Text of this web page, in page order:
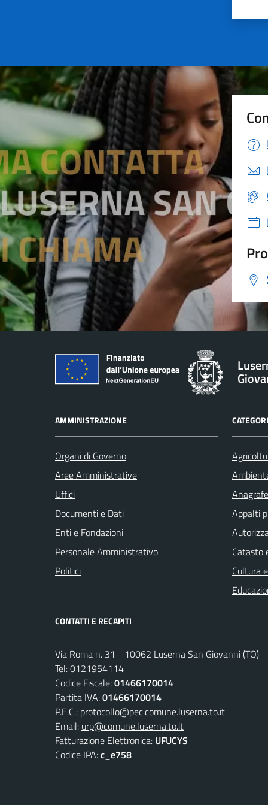
AMMINISTRAZIONE
Organi di Governo
Aree Amministrative
Uffici
Documenti e Dati
Enti e Fondazioni
Personale Amministrativo
Politici
Appalti
Catasto
Cultura
CONTATTI E RECAPITI
Via Roma n. 31 - 10062 Luserna San Giovanni (TO)
Tel:0121954114
Codice Fiscale:01466170014
Partita IVA:01466170014
P.E.C.: protocollo@pec.comune.luserna.to.it
Email: urp@comune.luserna.to.it
Fatturazione Elettronica: UFUCYS
Codice IPA:c_e758